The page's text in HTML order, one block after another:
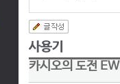
카시오의 도전